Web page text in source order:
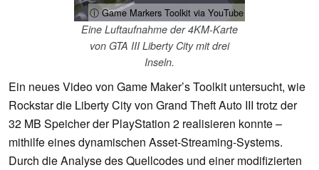
ⓘ Game Markers Toolkit via YouTube
Eine Luftaufnahme der 4KM-Karte
von GTA III Liberty City mit drei
Inseln.
Ein neues Video von Game Maker’s Toolkit untersucht, wie
Rockstar die Liberty City von Grand Theft Auto III trotz der
32 MB Speicher der PlayStation 2 realisieren konnte –
mithilfe eines dynamischen Asset-Streaming-Systems.
Durch die Analyse des Quellcodes und einer modifizierten